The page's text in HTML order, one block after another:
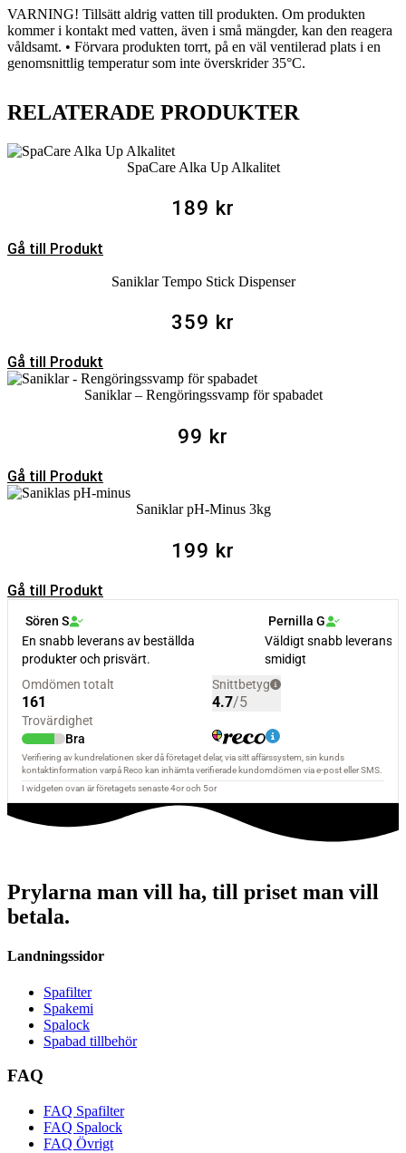
VARNING! Tillsätt aldrig vatten till produkten. Om produkten
kommer i kontakt med vatten, även i små mängder, kan den reagera
våldsamt. • Förvara produkten torrt, på en väl ventilerad plats i en
genomsnittlig temperatur som inte överskrider 35°C.
RELATERADE PRODUKTER
SpaCare Alka Up Alkalitet
189 kr
Gå till Produkt
Saniklar Tempo Stick Dispenser
359 kr
Gå till Produkt
Saniklar – Rengöringssvamp för spabadet
99 kr
Gå till Produkt
Saniklar pH-Minus 3kg
199 kr
Gå till Produkt
Prylarna man vill ha, till priset man vill
betala.
Landningssidor
Spafilter
Spakemi
Spalock
Spabad tillbehör
FAQ
FAQ Spafilter
FAQ Spalock
FAQ Övrigt